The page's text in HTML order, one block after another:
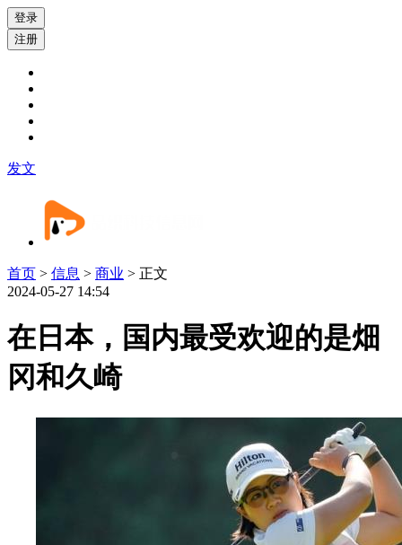
登录
注册
发文
首页 > 信息 > 商业 > 正文
2024-05-27 14:54
在日本，国内最受欢迎的是畑
冈和久崎